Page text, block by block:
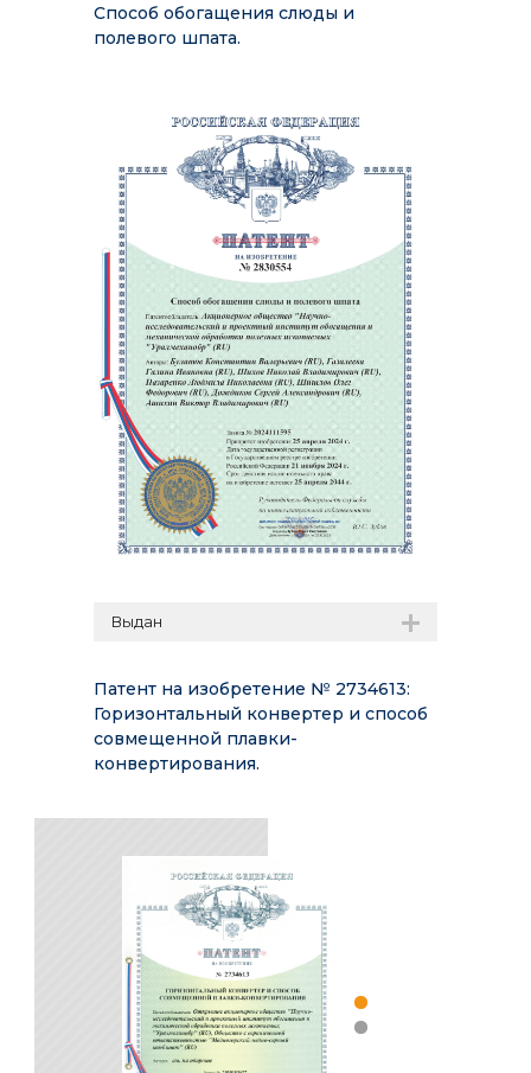
Способ обогащения слюды и
полевого шпата.
Выдан
Патент на изобретение № 2734613:
Горизонтальный конвертер и способ
совмещенной плавки-
конвертирования.